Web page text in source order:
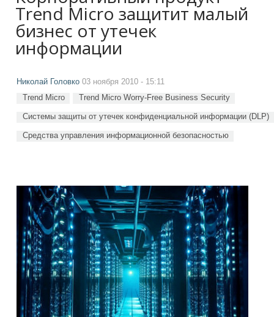
Trend Micro защитит малый
бизнес от утечек
информации
Николай Головко 03 ноября 2010 - 15:11
Trend Micro Trend Micro Worry-Free Business Security
Системы защиты от утечек конфиденциальной информации (DLP)
Средства управления информационной безопасностью